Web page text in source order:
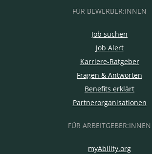
FÜR BEWERBER:INNEN
Job suchen
Job Alert
Karriere-Ratgeber
Fragen & Antworten
Benefits erklärt
Partnerorganisationen
FÜR ARBEITGEBER:INNEN
myAbility.org